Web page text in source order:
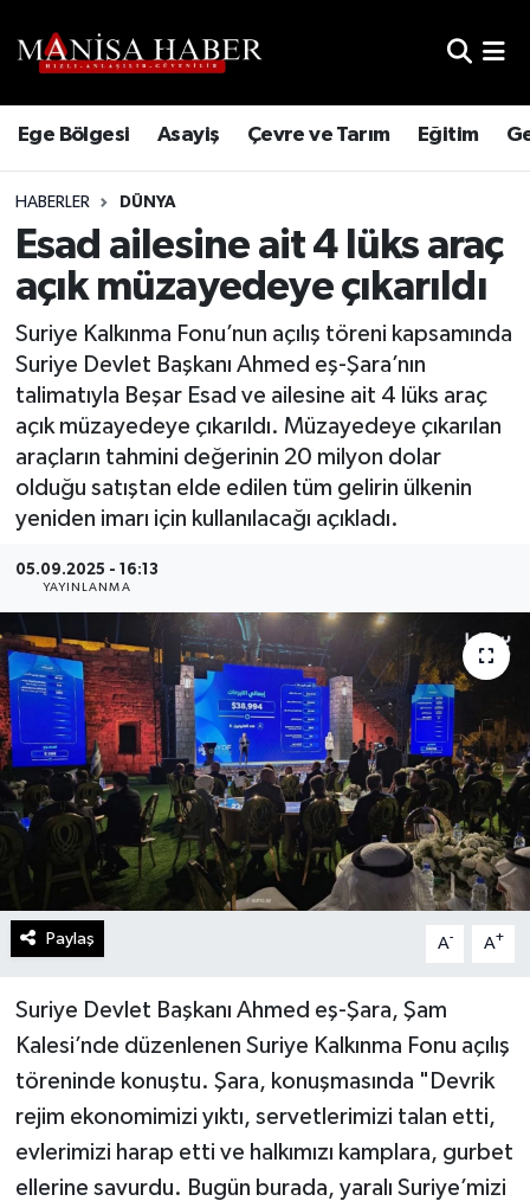
Ege Bölgesi Asayiş Çevre ve Tarım Eğitim
HABERLER DÜNYA
Esad ailesine ait 4 lüks araç
açık müzayedeye çıkarıldı
Suriye Kalkınma Fonu’nun açılış töreni kapsamında
Suriye Devlet Başkanı Ahmed eş-Şara’nın
talimatıyla Beşar Esad ve ailesine ait 4 lüks araç
açık müzayedeye çıkarıldı. Müzayedeye çıkarılan
araçların tahmini değerinin 20 milyon dolar
olduğu satıştan elde edilen tüm gelirin ülkenin
yeniden imarı için kullanılacağı açıkladı.
05.09.2025 - 16:13
YAYINLANMA
Paylaş A- A+
Suriye Devlet Başkanı Ahmed eş-Şara, Şam
Kalesi’nde düzenlenen Suriye Kalkınma Fonu açılış
töreninde konuştu. Şara, konuşmasında "Devrik
rejim ekonomimizi yıktı, servetlerimizi talan etti,
evlerimizi harap etti ve halkımızı kamplara, gurbet
ellerine savurdu. Bugün burada, yaralı Suriye’mizi
Trafik Durumu
Süper Lig Puan Durumu ve Fikstür
Tüm Manşetler
Son Dakika Haberleri
Haber Arşivi